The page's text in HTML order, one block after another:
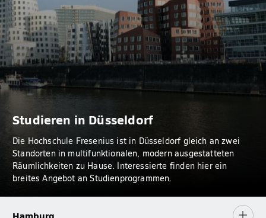
Studieren in Düsseldorf
Die Hochschule Fresenius ist in Düsseldorf gleich an zwei
Standorten in multifunktionalen, modern ausgestatteten
Räumlichkeiten zu Hause. Interessierte finden hier ein
breites Angebot an Studienprogrammen.
Hamburg